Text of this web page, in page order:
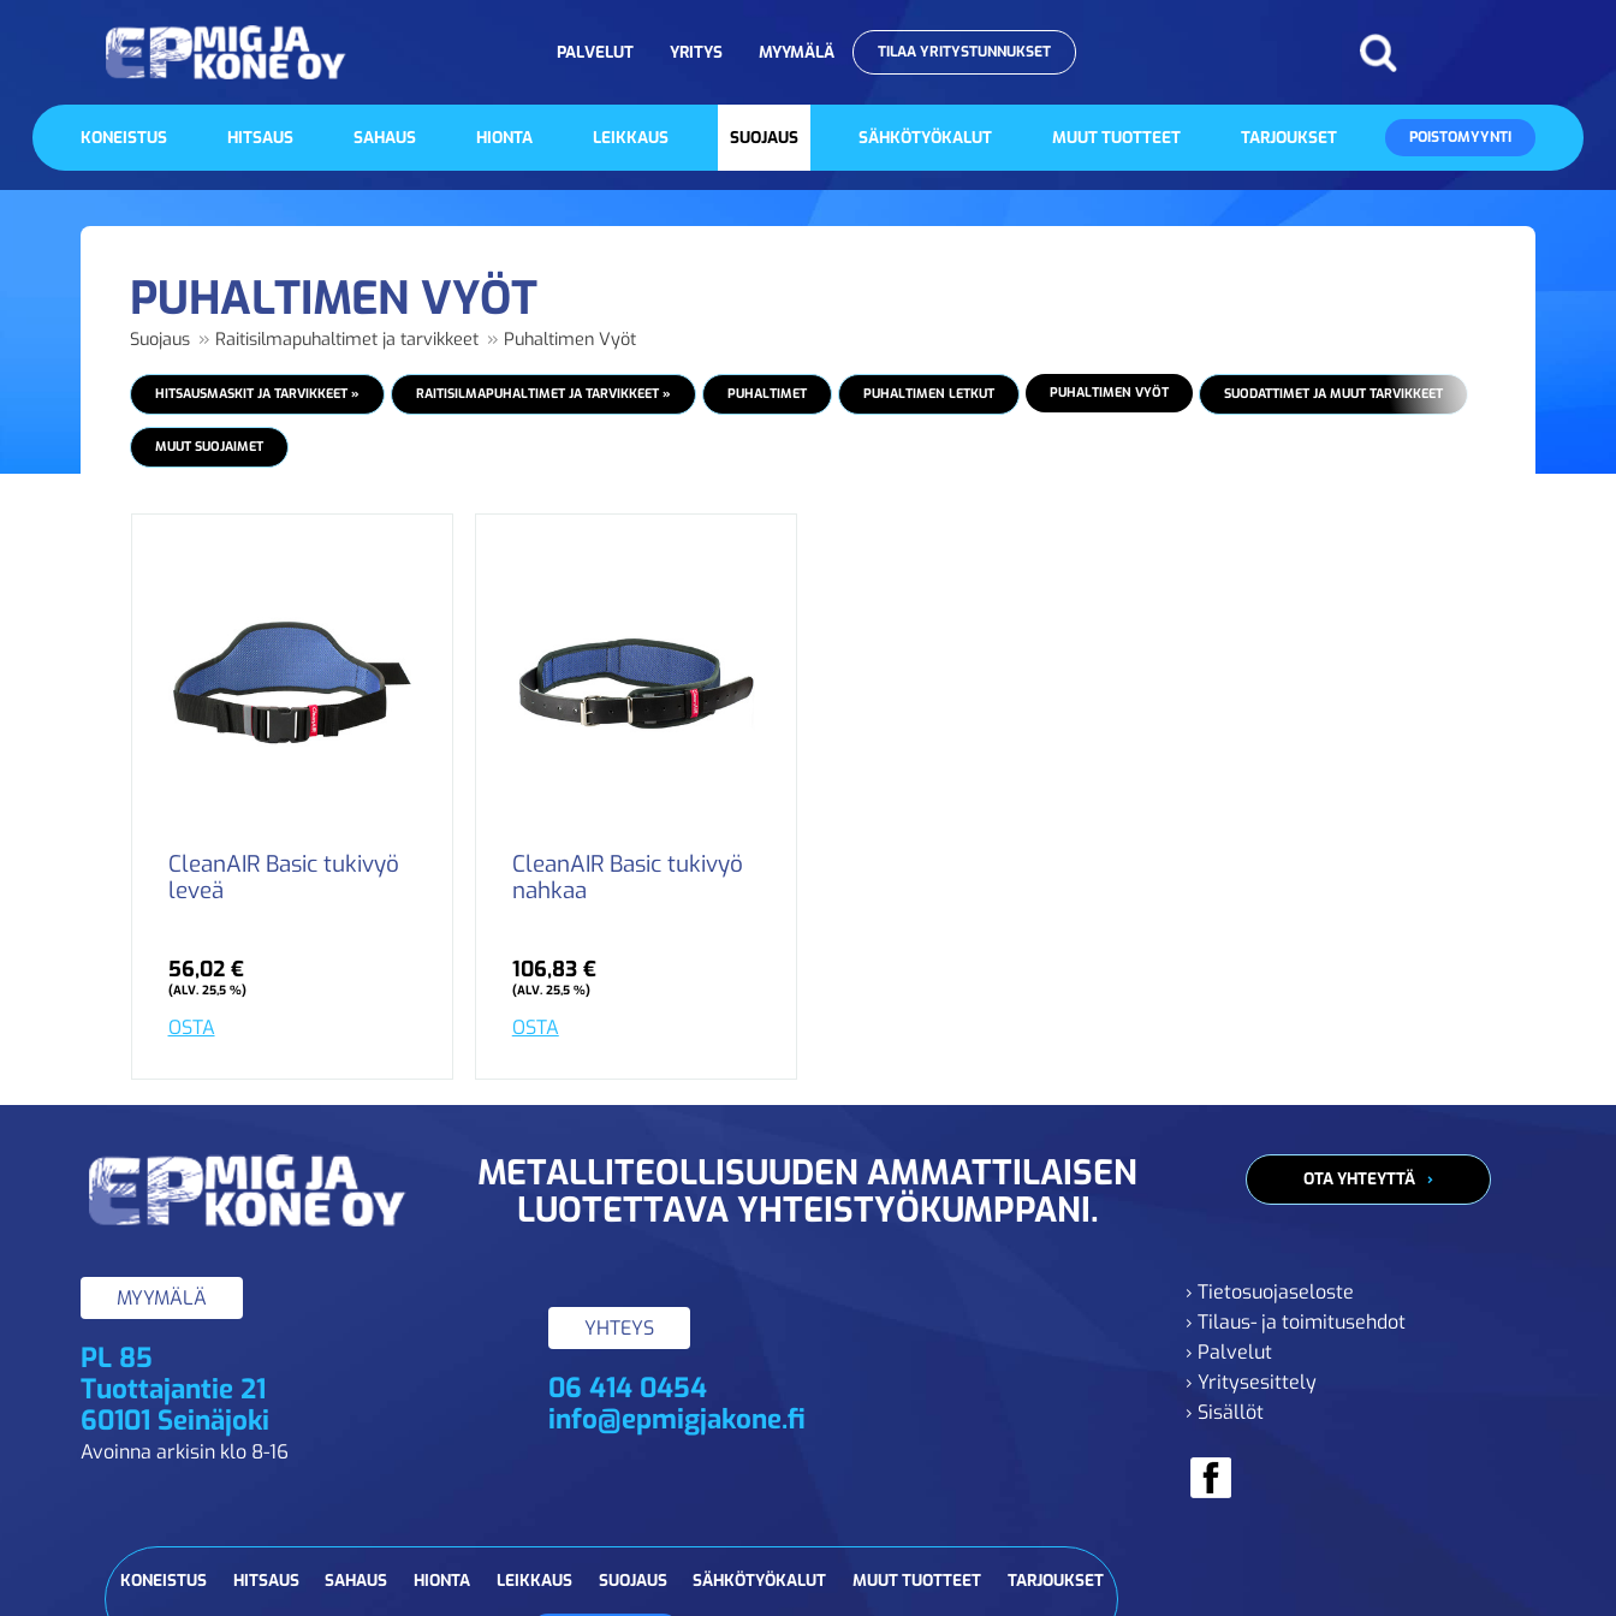
PALVELUT YRITYS MYYMÄLÄ TILAA YRITYSTUNNUKSET
KONEISTUS HITSAUS SAHAUS HIONTA LEIKKAUS SUOJAUS SÄHKÖTYÖKALUT MUUT TUOTTEET TARJOUKSET POISTOMYYNTI
PUHALTIMEN VYÖT
Suojaus » Raitisilmapuhaltimet ja tarvikkeet » Puhaltimen Vyöt
HITSAUSMASKIT JA TARVIKKEET » RAITISILMAPUHALTIMET JA TARVIKKEET » PUHALTIMET PUHALTIMEN LETKUT PUHALTIMEN VYÖT SUODATTIMET JA MUUT TARVIKKEET
MUUT SUOJAIMET
CleanAIR Basic tukivyö
leveä
56,02 €
(ALV. 25,5 %)
OSTA
CleanAIR Basic tukivyö
nahkaa
106,83 €
(ALV. 25,5 %)
OSTA
METALLITEOLLISUUDEN AMMATTILAISEN
LUOTETTAVA YHTEISTYÖKUMPPANI.
OTA YHTEYTTÄ
MYYMÄLÄ
PL 85
Tuottajantie 21
60101 Seinäjoki
Avoinna arkisin klo 8-16
YHTEYS
06 414 0454
info@epmigjakone.fi
› Tietosuojaseloste
› Tilaus- ja toimitusehdot
› Palvelut
› Yritysesittely
› Sisällöt
KONEISTUS HITSAUS SAHAUS HIONTA LEIKKAUS SUOJAUS SÄHKÖTYÖKALUT MUUT TUOTTEET TARJOUKSET